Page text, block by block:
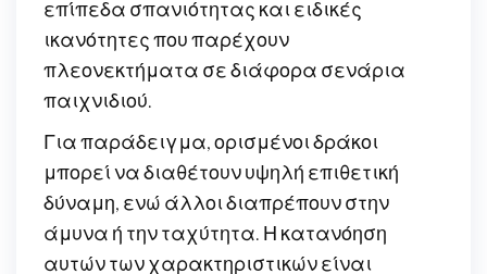
επίπεδα σπανιότητας και ειδικές
ικανότητες που παρέχουν
πλεονεκτήματα σε διάφορα σενάρια
παιχνιδιού.
Για παράδειγμα, ορισμένοι δράκοι
μπορεί να διαθέτουν υψηλή επιθετική
δύναμη, ενώ άλλοι διαπρέπουν στην
άμυνα ή την ταχύτητα. Η κατανόηση
αυτών των χαρακτηριστικών είναι